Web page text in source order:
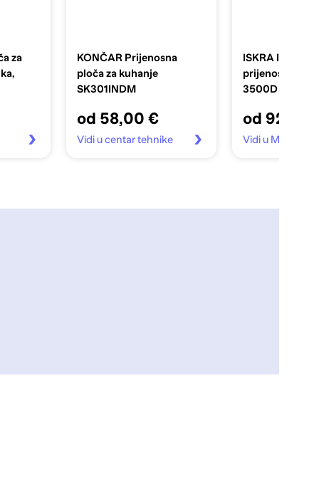
za
KONČAR Prijenosna
ploča za kuhanje
SK301INDM
od 58,00 €
Vidi u centar tehnike
ISKRA
prijenosna
3500D
od 92,90
Vidi u Mall.hr